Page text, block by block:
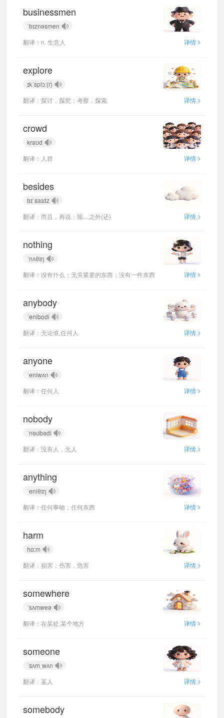
businessmen
ˈbɪznəsmen
翻译：n. 生意人
详情 >
explore
ɪkˈsplɔː(r)
翻译：探讨，探究；考察，探索
详情 >
crowd
kraʊd
翻译：人群
详情 >
besides
bɪˈsaɪdz
翻译：而且，再说；除…之外(还)
详情 >
nothing
ˈnʌθɪŋ
翻译：没有什么；无关紧要的东西；没有一件东西
详情 >
anybody
ˈenibɒdi
翻译：无论谁,任何人
详情 >
anyone
ˈeniwʌn
翻译：任何人
详情 >
nobody
ˈnəʊbədi
翻译：没有人，无人
详情 >
anything
ˈeniθɪŋ
翻译：任何事物；任何东西
详情 >
harm
hɑ:m
翻译：损害；伤害，危害
详情 >
somewhere
ˈsʌmweə
翻译：在某处,某个地方
详情 >
someone
ˈsʌmˌwʌn
翻译：某人
详情 >
somebody